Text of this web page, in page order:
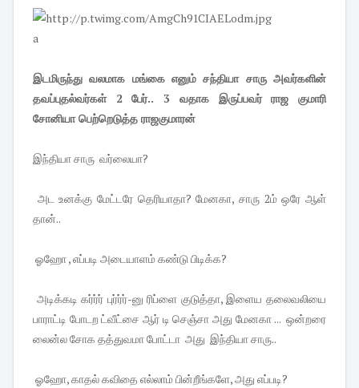
a
இடமிருந்து வலமாக மங்கை எனும் சந்தியா சாரு அவர்களின்
தவப்புதல்வர்கள் 2 பேர்.. 3 வதாக இருப்பவர் ராஜ குமாரி
சோனியா பெற்றெடுத்த ராஜகுமாரன்
இந்தியா சாரு வர்லையா?
அட உனக்கு மேட்டரே தெரியாதா? மேனகா, சாரு 2ம் ஒரே ஆள்
தான்..
ஓஹோ , எப்படி அடையாளம் கண்டு பிடிக்க?
அடிக்கடி கர்ர்ர் புர்ர்ர்-னு ரிப்ளை குடுத்தா, இளைய தலைவலியை
பாராட்டி போடற ட்வீட்சை ஆர் டி செஞ்சா அது மேனகா ... ஒன்றரை
லைன்ல சோக தத்துவமா போட்டா அது இந்தியா சாரு..
ஓஹோ, காதல் கவிதை எல்லாம் பின்றீங்களே, அது எப்படி?